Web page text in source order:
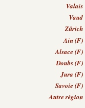
Valais
Vaud
Zürich
Ain (F)
Alsace (F)
Doubs (F)
Jura (F)
Savoie (F)
Autre région